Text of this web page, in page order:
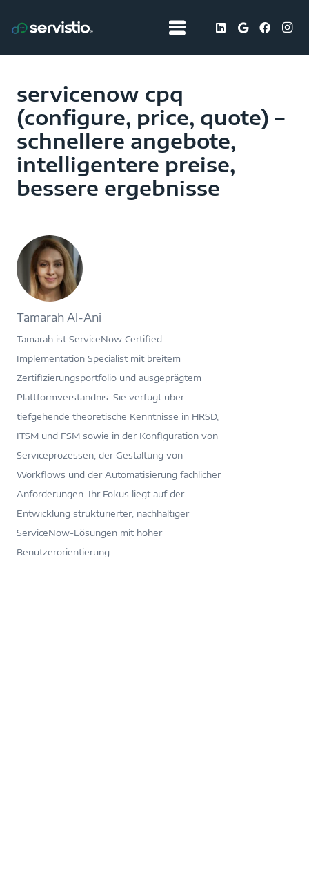
servicenow cpq
(configure, price, quote) –
schnellere angebote,
intelligentere preise,
bessere ergebnisse
Tamarah Al-Ani
Tamarah ist ServiceNow Certified
Implementation Specialist mit breitem
Zertifizierungsportfolio und ausgeprägtem
Plattformverständnis. Sie verfügt über
tiefgehende theoretische Kenntnisse in HRSD,
ITSM und FSM sowie in der Konfiguration von
Serviceprozessen, der Gestaltung von
Workflows und der Automatisierung fachlicher
Anforderungen. Ihr Fokus liegt auf der
Entwicklung strukturierter, nachhaltiger
ServiceNow-Lösungen mit hoher
Benutzerorientierung.